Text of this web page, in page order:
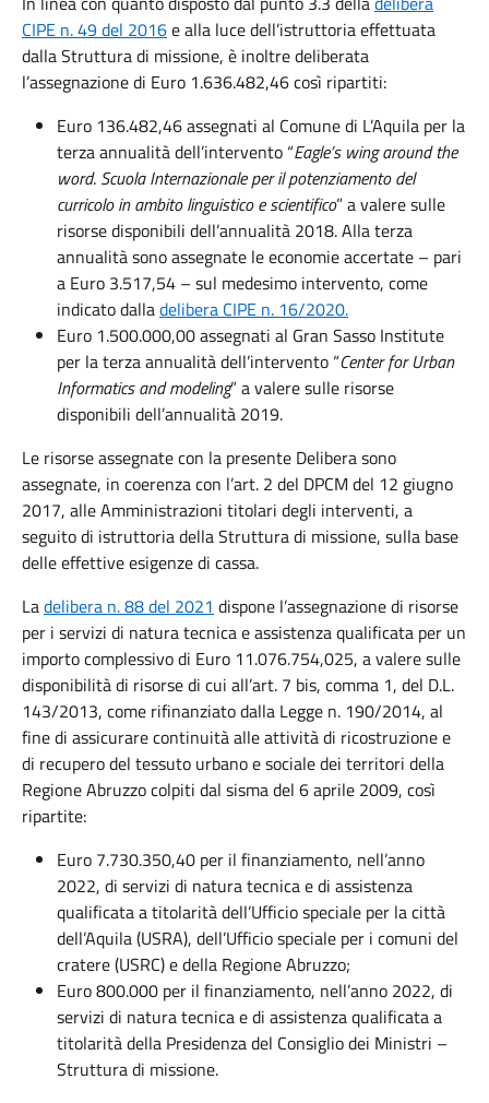
CIPE n. 49 del 2016e alla luce dell’istruttoria effettuata
dalla Struttura di missione, è inoltre deliberata
l’assegnazione di Euro 1.636.482,46 così ripartiti:
Euro 136.482,46 assegnati al Comune di L’Aquila per la
terza annualità dell’intervento “Eagle’s wing around the
word. Scuola Internazionale per il potenziamento del
curricolo in ambito linguistico e scientifico” a valere sulle
risorse disponibili dell’annualità 2018. Alla terza
annualità sono assegnate le economie accertate – pari
a Euro 3.517,54 – sul medesimo intervento, come
indicato dalladelibera CIPE n. 16/2020.
Euro 1.500.000,00 assegnati al Gran Sasso Institute
per la terza annualità dell’intervento “Center for Urban
Informatics and modeling” a valere sulle risorse
disponibili dell’annualità 2019.
Le risorse assegnate con la presente Delibera sono
assegnate, in coerenza con l’art. 2 del DPCM del 12 giugno
2017, alle Amministrazioni titolari degli interventi, a
seguito di istruttoria della Struttura di missione, sulla base
delle effettive esigenze di cassa.
Ladelibera n. 88 del 2021 dispone l’assegnazione di risorse
per i servizi di natura tecnica e assistenza qualificata per un
importo complessivo di Euro 11.076.754,025, a valere sulle
disponibilità di risorse di cui all’art. 7 bis, comma 1, del D.L.
143/2013, come rifinanziato dalla Legge n. 190/2014, al
fine di assicurare continuità alle attività di ricostruzione e
di recupero del tessuto urbano e sociale dei territori della
Regione Abruzzo colpiti dal sisma del 6 aprile 2009, così
ripartite:
Euro 7.730.350,40 per il finanziamento, nell’anno
2022, di servizi di natura tecnica e di assistenza
qualificata a titolarità dell’Ufficio speciale per la città
dell’Aquila (USRA), dell’Ufficio speciale per i comuni del
cratere (USRC) e della Regione Abruzzo;
Euro 800.000 per il finanziamento, nell’anno 2022, di
servizi di natura tecnica e di assistenza qualificata a
titolarità della Presidenza del Consiglio dei Ministri –
Struttura di missione.